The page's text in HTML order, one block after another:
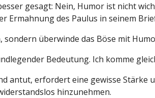
gesagt: Nein, Humor ist nicht
Ermahnung des Paulus in seinem
überwinde das Böse mit
Bedeutung. Ich komme
antut, erfordert eine gewisse Stärke
hinzunehmen.